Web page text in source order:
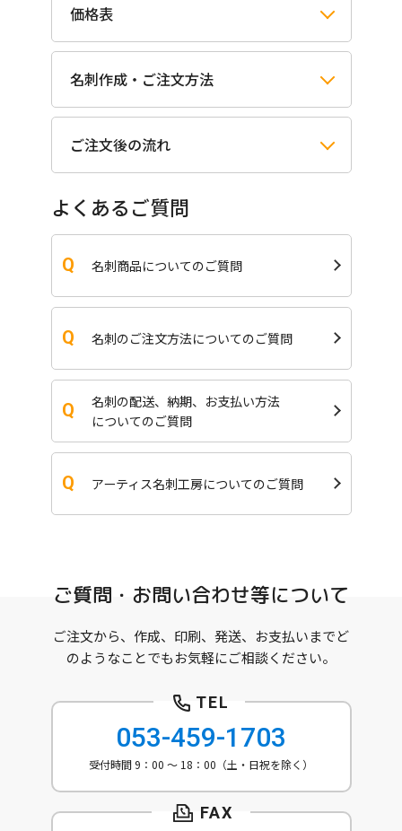
価格表
名刺作成・ご注文方法
ご注文後の流れ
よくあるご質問
名刺商品についてのご質問
名刺のご注文方法についてのご質問
名刺の配送、納期、お支払い方法
についてのご質問
アーティス名刺工房についてのご質問
ご質問・お問い合わせ等について
ご注文から、作成、印刷、発送、お支払いまでど
のようなことでもお気軽にご相談ください。
053-459-1703
受付時間 9：00 ～ 18：00（土・日祝を除く）